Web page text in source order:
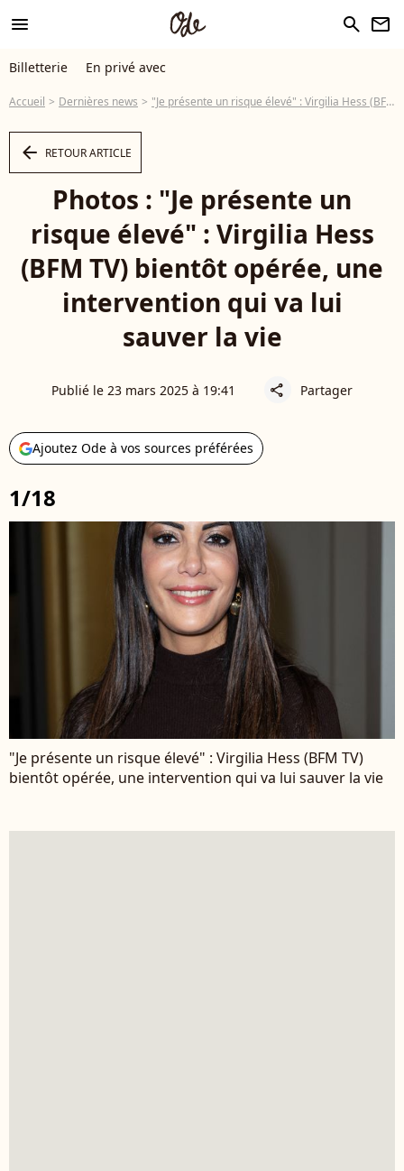
menu search newsletter
Billetterie En privé avec
Accueil Dernières news "Je présente un risque élevé" : Virgilia Hess (BFM TV) bientôt opérée, une intervention qui va lui sauver la vie
arrow_left RETOUR ARTICLE
Photos : "Je présente un
risque élevé" : Virgilia Hess
(BFM TV) bientôt opérée, une
intervention qui va lui
sauver la vie
Publié le 23 mars 2025 à 19:41 share Partager
Ajoutez Ode à vos sources préférées
1/18
"Je présente un risque élevé" : Virgilia Hess (BFM TV)
bientôt opérée, une intervention qui va lui sauver la vie